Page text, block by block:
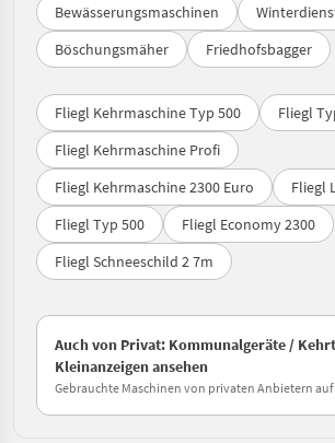
Bewässerungsmaschinen
Böschungsmäher
Friedhofsbagger
Fliegl Kehrmaschine Typ 500
Fliegl
Fliegl Kehrmaschine Profi
Fliegl Kehrmaschine 2300 Euro
Fliegl
Fliegl Typ 500
Fliegl Economy 2300
Fliegl Schneeschild 2 7m
Auch von Privat: Kommunalgeräte /
Kleinanzeigen ansehen
Gebrauchte Maschinen von privaten Anbietern